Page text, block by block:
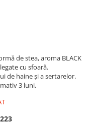
de stea, aroma BLACK
cu sfoară.
de haine și a sertarelor.
3 luni.